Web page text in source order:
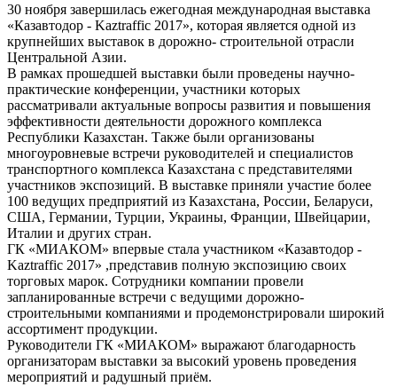
30 ноября завершилась ежегодная международная выставка
«Казавтодор - Kaztraffic 2017», которая является одной из
крупнейших выставок в дорожно- строительной отрасли
Центральной Азии.
В рамках прошедшей выставки были проведены научно-
практические конференции, участники которых
рассматривали актуальные вопросы развития и повышения
эффективности деятельности дорожного комплекса
Республики Казахстан. Также были организованы
многоуровневые встречи руководителей и специалистов
транспортного комплекса Казахстана с представителями
участников экспозиций. В выставке приняли участие более
100 ведущих предприятий из Казахстана, России, Беларуси,
США, Германии, Турции, Украины, Франции, Швейцарии,
Италии и других стран.
ГК «МИАКОМ» впервые стала участником «Казавтодор -
Kaztraffic 2017» ,представив полную экспозицию своих
торговых марок. Сотрудники компании провели
запланированные встречи с ведущими дорожно-
строительными компаниями и продемонстрировали широкий
ассортимент продукции.
Руководители ГК «МИАКОМ» выражают благодарность
организаторам выставки за высокий уровень проведения
мероприятий и радушный приём.